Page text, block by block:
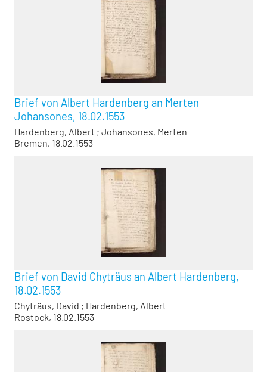
Brief von Albert Hardenberg an Merten
Johansones, 18.02.1553
Hardenberg, Albert ; Johansones, Merten
Bremen, 18.02.1553
Brief von David Chyträus an Albert Hardenberg,
18.02.1553
Chyträus, David ; Hardenberg, Albert
Rostock, 18.02.1553